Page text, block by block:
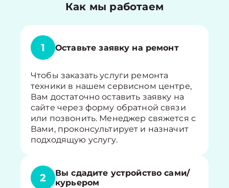
Как мы работаем
1 Оставьте заявку на ремонт
Чтобы заказать услуги ремонта
техники в нашем сервисном центре,
Вам достаточно оставить заявку на
сайте через форму обратной связи
или позвонить. Менеджер свяжется с
Вами, проконсультирует и назначит
подходящую услугу.
2
Вы сдадите устройство сами/
курьером